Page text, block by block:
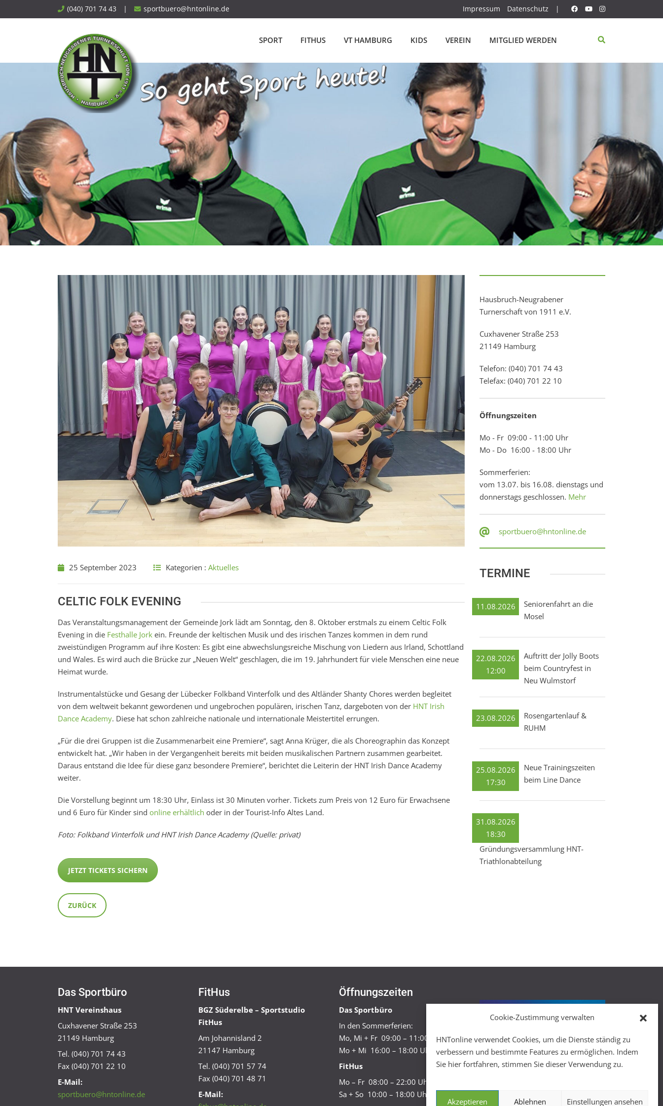
Cookie-Zustimmung verwalten
HNTonline verwendet Cookies, um die Dienste ständig zu
verbessern und bestimmte Features zu ermöglichen. Indem
Sie hier fortfahren, stimmen Sie dieser Verwendung zu.
Akzeptieren Ablehnen Einstellungen ansehen
to
(040) 701 74 43 | sportbuero@hntonline.de Impressum Datenschutz |
SPORT FITHUS VT HAMBURG KIDS VEREIN MITGLIED WERDEN
25 September 2023 Kategorien : Aktuelles
CELTIC FOLK EVENING
Das Veranstaltungsmanagement der Gemeinde Jork lädt am Sonntag, den 8. Oktober erstmals zu einem Celtic Folk
Evening in die Festhalle Jork ein. Freunde der keltischen Musik und des irischen Tanzes kommen in dem rund
zweistündigen Programm auf ihre Kosten: Es gibt eine abwechslungsreiche Mischung von Liedern aus Irland, Schottland
und Wales. Es wird auch die Brücke zur „Neuen Welt“ geschlagen, die im 19. Jahrhundert für viele Menschen eine neue
Heimat wurde.
Instrumentalstücke und Gesang der Lübecker Folkband Vinterfolk und des Altländer Shanty Chores werden begleitet
von dem weltweit bekannt gewordenen und ungebrochen populären, irischen Tanz, dargeboten von der HNT Irish
Dance Academy. Diese hat schon zahlreiche nationale und internationale Meistertitel errungen.
„Für die drei Gruppen ist die Zusammenarbeit eine Premiere“, sagt Anna Krüger, die als Choreographin das Konzept
entwickelt hat. „Wir haben in der Vergangenheit bereits mit beiden musikalischen Partnern zusammen gearbeitet.
Daraus entstand die Idee für diese ganz besondere Premiere“, berichtet die Leiterin der HNT Irish Dance Academy
weiter.
Die Vorstellung beginnt um 18:30 Uhr, Einlass ist 30 Minuten vorher. Tickets zum Preis von 12 Euro für Erwachsene
und 6 Euro für Kinder sind online erhältlich oder in der Tourist-Info Altes Land.
Foto: Folkband Vinterfolk und HNT Irish Dance Academy (Quelle: privat)
JETZT TICKETS SICHERN
ZURÜCK
Hausbruch-Neugrabener
Turnerschaft von 1911 e.V.
Cuxhavener Straße 253
21149 Hamburg
Telefon: (040) 701 74 43
Telefax: (040) 701 22 10
Öffnungszeiten
Mo - Fr 09:00 - 11:00 Uhr
Mo - Do 16:00 - 18:00 Uhr
Sommerferien:
vom 13.07. bis 16.08. dienstags und
donnerstags geschlossen. Mehr
sportbuero@hntonline.de
TERMINE
11.08.2026
Seniorenfahrt an die
Mosel
22.08.2026
12:00
Auftritt der Jolly Boots
beim Countryfest in
Neu Wulmstorf
23.08.2026
Rosengartenlauf &
RUHM
25.08.2026
17:30
Neue Trainingszeiten
beim Line Dance
31.08.2026
18:30
Gründungsversammlung HNT-
Triathlonabteilung
Das Sportbüro
HNT Vereinshaus
Cuxhavener Straße 253
21149 Hamburg
Tel. (040) 701 74 43
Fax (040) 701 22 10
E-Mail:
sportbuero@hntonline.de
FitHus
BGZ Süderelbe – Sportstudio
FitHus
Am Johannisland 2
21147 Hamburg
Tel. (040) 701 57 74
Fax (040) 701 48 71
E-Mail:
Öffnungszeiten
Das Sportbüro
In den Sommerferien:
Mo, Mi + Fr 09:00 – 11:00 Uhr
Mo + Mi 16:00 – 18:00 Uhr
FitHus
Mo – Fr 08:00 – 22:00 Uhr
Sa + So 10:00 – 18:00 Uhr